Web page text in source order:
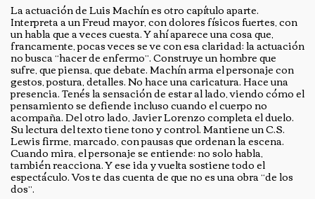
La actuación de Luis Machín es otro capítulo aparte.
Interpreta a un Freud mayor, con dolores físicos fuertes, con
un habla que a veces cuesta. Y ahí aparece una cosa que,
francamente, pocas veces se ve con esa claridad: la actuación
no busca “hacer de enfermo”. Construye un hombre que
sufre, que piensa, que debate. Machín arma el personaje con
gestos, postura, detalles. No hace una caricatura. Hace una
presencia. Tenés la sensación de estar al lado, viendo cómo el
pensamiento se defiende incluso cuando el cuerpo no
acompaña. Del otro lado, Javier Lorenzo completa el duelo.
Su lectura del texto tiene tono y control. Mantiene un C.S.
Lewis firme, marcado, con pausas que ordenan la escena.
Cuando mira, el personaje se entiende: no solo habla,
también reacciona. Y ese ida y vuelta sostiene todo el
espectáculo. Vos te das cuenta de que no es una obra “de los
dos”.